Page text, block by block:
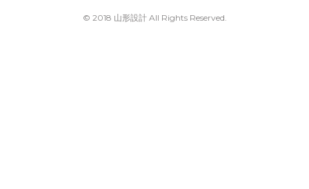
© 2018 山形設計 All Rights Reserved.